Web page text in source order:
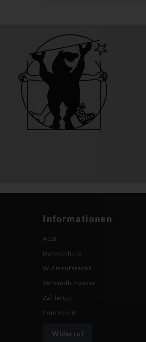
Informationen
AGB
Datenschutz
Widerrufsrecht
Versandhinweise
Zahlarten
Impressum
Widerruf